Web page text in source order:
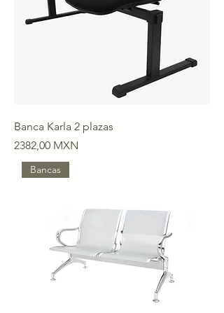
Banca Karla 2 plazas
Precio
2382,00 MXN
Bancas